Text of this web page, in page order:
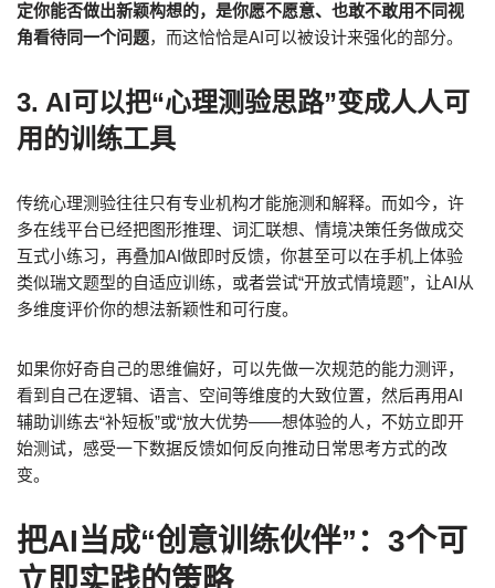
定你能否做出新颖构想的，是你愿不愿意、也敢不敢用不同视
角看待同一个问题，而这恰恰是AI可以被设计来强化的部分。
3. AI可以把“心理测验思路”变成人人可
用的训练工具
传统心理测验往往只有专业机构才能施测和解释。而如今，许
多在线平台已经把图形推理、词汇联想、情境决策任务做成交
互式小练习，再叠加AI做即时反馈，你甚至可以在手机上体验
类似瑞文题型的自适应训练，或者尝试“开放式情境题”，让AI从
多维度评价你的想法新颖性和可行度。
如果你好奇自己的思维偏好，可以先做一次规范的能力测评，
看到自己在逻辑、语言、空间等维度的大致位置，然后再用AI
辅助训练去“补短板”或“放大优势——想体验的人，不妨立即开
始测试，感受一下数据反馈如何反向推动日常思考方式的改
变。
把AI当成“创意训练伙伴”：3个可
立即实践的策略